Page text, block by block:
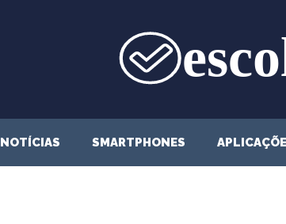
NOTÍCIAS SMARTPHONES